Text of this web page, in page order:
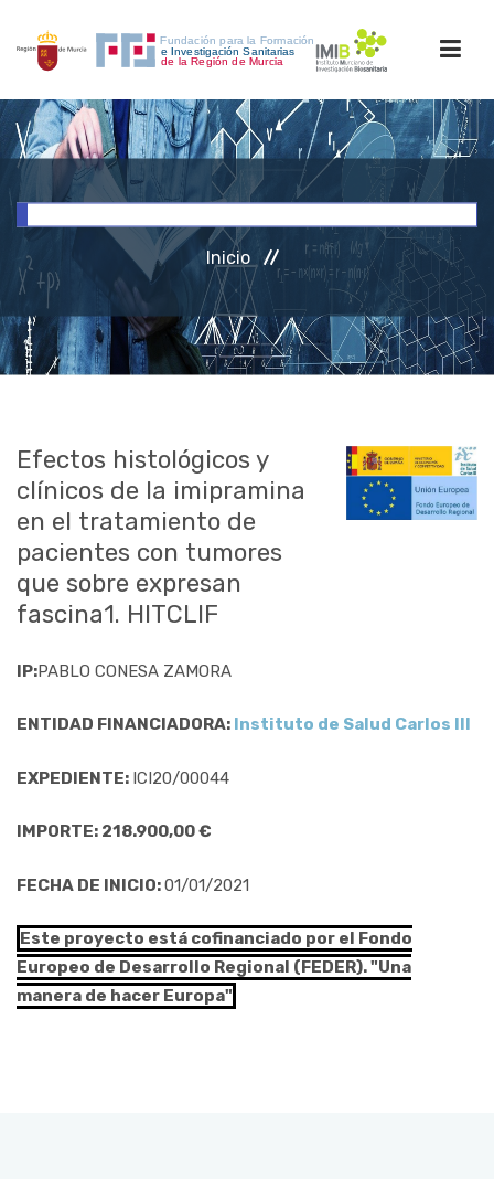
INICIO
INVESTIGACIÓN
RRHH
ACCESO PERSONAL
Inicio
Efectos histológicos y
clínicos de la imipramina
en el tratamiento de
pacientes con tumores
que sobre expresan
fascina1. HITCLIF
IP:PABLO CONESA ZAMORA
ENTIDAD FINANCIADORA: Instituto de Salud Carlos III
EXPEDIENTE: ICI20/00044
IMPORTE: 218.900,00 €
FECHA DE INICIO:01/01/2021
Este proyecto está cofinanciado por el Fondo
Europeo de Desarrollo Regional (FEDER). "Una
manera de hacer Europa"